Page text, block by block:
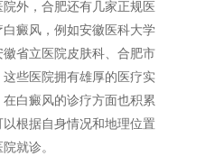
外，合肥还有几家正规医
癜风，例如安徽医科大学
省立医院皮肤科、合肥市
些医院拥有雄厚的医疗实
白癜风的诊疗方面也积累
根据自身情况和地理位置
就诊。